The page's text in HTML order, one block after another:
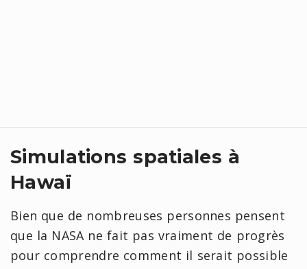
Simulations spatiales à
Hawaï
Bien que de nombreuses personnes pensent
que la NASA ne fait pas vraiment de progrès
pour comprendre comment il serait possible